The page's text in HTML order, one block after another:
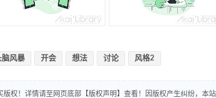
脑风暴 开会 想法 讨论 风格2
权！详情请至网页底部【版权声明】查看！因版权产生纠纷，本站